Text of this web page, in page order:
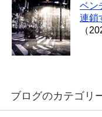
ベン
連鎖
（
ブログのカテゴリ